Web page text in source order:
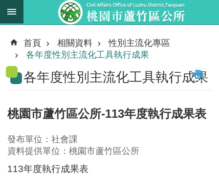
跳到主要內容區塊
新
消
息
業
職
掌
法
規
料
首頁 相關資料
性別主流化專區
各年度性別主流化工具執行成果
各年度性別主流化工具執行成果
桃園市蘆竹區公所-113年度執行成果表
發布單位：社會課
資料提供單位：桃園市蘆竹區公所
113年度執行成果表